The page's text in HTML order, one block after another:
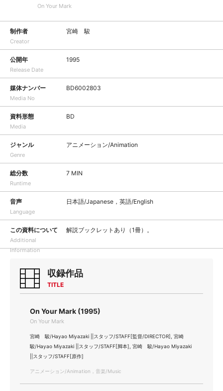
On Your Mark
制作者
Creator
宮崎 駿
公開年
Release Date
1995
媒体ナンバー
Media No
BD6002803
資料形態
Media
BD
ジャンル
Genre
アニメーション/Animation
総分数
Runtime
7 MIN
音声
Language
日本語/Japanese，英語/English
この資料について
Additional
Information
解説ブックレットあり（1冊）。
収録作品
TITLE
On Your Mark (1995)
On Your Mark
宮崎 駿/Hayao Miyazaki ||スタッフ/STAFF[監督/DIRECTOR], 宮崎
駿/Hayao Miyazaki ||スタッフ/STAFF[脚本], 宮崎 駿/Hayao Miyazaki
||スタッフ/STAFF[原作]
アニメーション/Animation，音楽/Music